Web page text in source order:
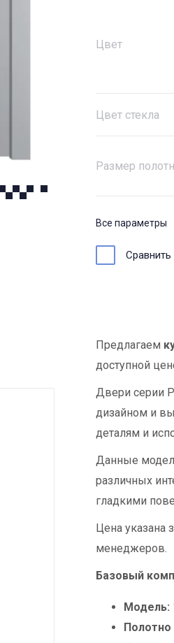
Цвет
Цвет стекла
Размер
Все параметры
Сравнить
Предлагаем
доступной
Двери серии
дизайном и
деталям и
Данные
различных
гладкими
Цена указана
менеджеров.
Базовый
Модель:
Полотно